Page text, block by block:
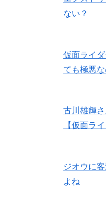
ない？
仮面ライ
ても極悪
古川雄輝
【仮面ラ
ジオウに
よね